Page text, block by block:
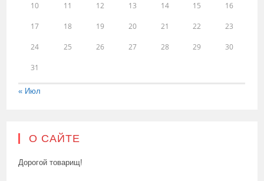
10 11 12 13 14 15 16
17 18 19 20 21 22 23
24 25 26 27 28 29 30
31
« Июл
О САЙТЕ
Дорогой товарищ!